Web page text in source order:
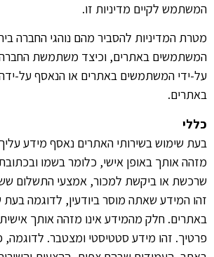
המשתמש לקיים מדיניות זו.
מטרת המדיניות להסביר מהם נוהגי החברה
המשתמשים באתרים, וכיצד משתמשת
על-ידי המשתמשים באתרים או הנאסף על-
באתרים.
כללי
בעת שימוש בשירותי האתרים נאסף מידע
מזהה אותך באופן אישי, כלומר בשמו
שרכשת או ביקשת למכור, אמצעי התשלום
זהו המידע שאתה מוסר ביודעין, לדוגמה
באתרים. חלק מהמידע אינו מזהה אותך
פרטיך. זהו מידע סטטיסטי ומצטבר.